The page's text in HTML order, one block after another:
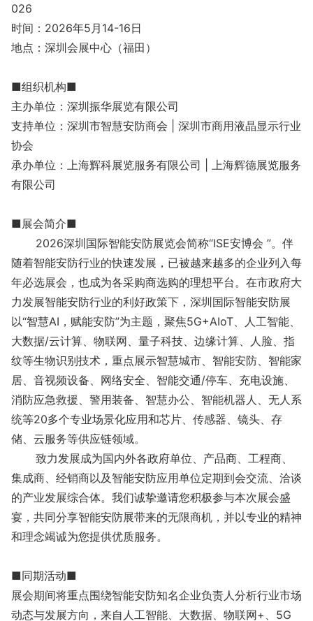
026
时间：2026年5月14-16日
地点：深圳会展中心（福田）
■组织机构■
主办单位：深圳振华展览有限公司
支持单位：深圳市智慧安防商会 | 深圳市商用液晶显示行业
协会
承办单位：上海辉科展览服务有限公司 | 上海辉德展览服务
有限公司
■展会简介■
2026深圳国际智能安防展览会简称“ISE安博会 ”。伴
随着智能安防行业的快速发展，已被越来越多的企业列入每
年必选展会，也成为各采购商选购的理想平台。在市政府大
力发展智能安防行业的利好政策下，深圳国际智能安防展
以“智慧AI，赋能安防”为主题，聚焦5G+AIoT、人工智能、
大数据/云计算、物联网、量子科技、边缘计算、人脸、指
纹等生物识别技术，重点展示智慧城市、智能安防、智能家
居、音视频设备、网络安全、智能交通/停车、充电设施、
消防应急救援、警用装备、智慧办公、智能机器人、无人系
统等20多个专业场景化应用和芯片、传感器、镜头、存
储、云服务等供应链领域。
致力发展成为国内外各政府单位、产品商、工程商、
集成商、经销商以及智能安防应用单位定期到会交流、洽谈
的产业发展综合体。我们诚挚邀请您积极参与本次展会盛
宴，共同分享智能安防展带来的无限商机，并以专业的精神
和理念竭诚为您提供优质服务。
■同期活动■
展会期间将重点围绕智能安防知名企业负责人分析行业市场
动态与发展方向，来自人工智能、大数据、物联网+、5G